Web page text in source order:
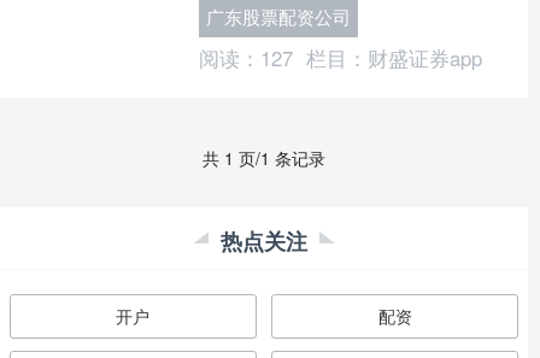
票。例如，如果....
广东股票配资公司
阅读： 127 栏目： 财盛证券app
共 1 页/1 条记录
热点关注
开户 配资